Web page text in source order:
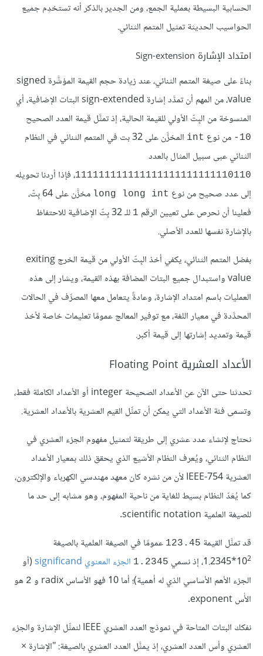
الحسابية البسيطة بعملية الجمع، ومن الجدير بالذكر أنه تستخدِم جميع
الحواسيب الحديثة تمثيل المتمم الثنائي.
امتداد الإشارة Sign-extension
بناءً على صيغة المتمم الثنائي، عند زيادة حجم القيمة المؤشَّرة signed
value، من المهم أن تمدَّد إشارة sign-extended البتات الإضافية، أي
المنسوخة من البِتّ الأولي للقيمة الحالية، إذ تمثَّل قيمة العدد الصحيح
10- من نوع int
المخزَّن على 32 بت في المتمم الثنائي في النظام
الثنائي عبى سبيل المثال بالعدد
111111111111111111111111110110، فإذا أردنا تحويله
إلى عدد صحيح من نوع long long int
مخزَّن على 64 بِتّ،
فعلينا أن نحرص على تعيين الرقم 1
للـ 32 بِتّ الإضافية للاحتفاظ
بالإشارة نفسها للعدد الأصلي.
بفضل المتمم الثنائي، يكفي أخذ البِتّ الأولي من قيمة الخرج exiting
value واستبدال جميع البتات المضافة بهذه القيمة، ويشار إلى هذه
العمليات باسم امتداد الإشارة، وعادةً يتعامل معها المصرِّف في الحالات
المحدَّدة في معيار اللغة، مع توفير المعالج عمومًا تعليمات خاصة لأخذ
قيمة وتمديد إشارتها إلى قيمة أكبر.
الأعداد العشرية Floating Point
تحدثنا حتى الآن عن الأعداد الصحيحة integer أو الأعداد الكاملة فقط،
وتسمى فئة الأعداد التي يمكن أن تمثِّل القيم العشرية بالأعداد العشرية.
نحتاج لإنشاء عدد عشري إلى طريقة لتمثيل مفهوم الجزء العشري في
النظام الثنائي، ويُعرف النظام الأشيع الذي يحقق ذلك بمعيار الأعداد
العشرية IEEE-754 لأن من نشره كان معهد مهندسي الكهرباء والإلكترون،
كما يُعَدّ النظام بسيط للغاية من ناحية المفهوم، وهو مشابه إلى حد ما
للصيغة العلمية scientific notation.
قد تمثَّل القيمة 123.45 عمومًا في الصيغة العلمية بالصيغة
‎1.2345*102
1.2345 الجزء المعنوي significand
(أو
الجزء الأهم الأساسي الذي له أهمية)؛ أما 10 فهو الأساس radix و
2 هو
الأُس exponent.
نفكك البتات المتاحة في نموذج العدد العشري IEEE لنمثِّل الإشارة والجزء
العشري وأس العدد العشري، إذ يمثَّل العدد العشري بالصيغة: "الإشارة ×